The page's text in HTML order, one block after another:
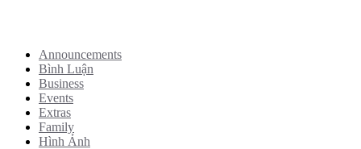
Announcements
Bình Luận
Business
Events
Extras
Family
Hình Ảnh